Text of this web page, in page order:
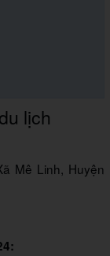
lịch
Mê Linh, Huyện